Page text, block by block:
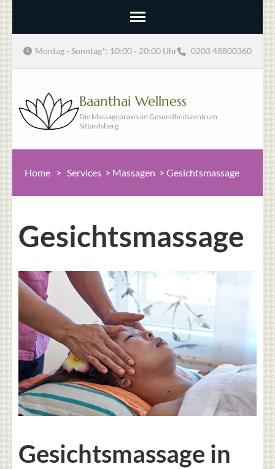
Montag - Sonntag*: 10:00 - 20:00 Uhr 0203 48800360
Baanthai Wellness
Die Massagepraxis im Gesundheitszentrum
Sittardsberg
Home > Services > Massagen > Gesichtsmassage
Gesichtsmassage
Gesichtsmassage in